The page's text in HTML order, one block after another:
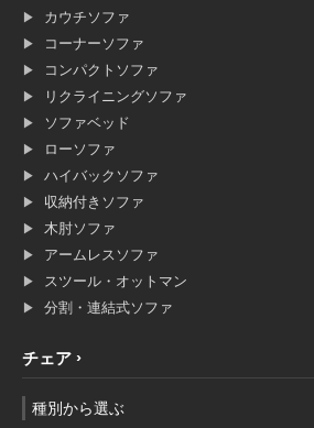
カウチソファ
コーナーソファ
コンパクトソファ
リクライニングソファ
ソファベッド
ローソファ
ハイバックソファ
収納付きソファ
木肘ソファ
アームレスソファ
スツール・オットマン
分割・連結式ソファ
チェア
種別から選ぶ